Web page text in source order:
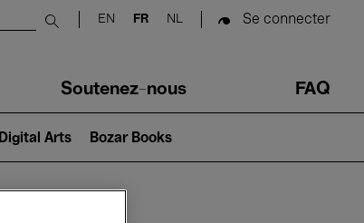
Submit search
EN FR NL Se connecter
Soutenez-nous FAQ
Digital Arts Bozar Books